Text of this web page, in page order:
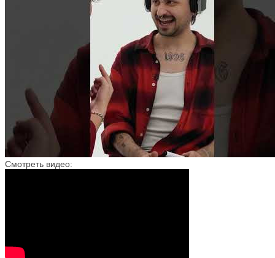
Смотреть видео: